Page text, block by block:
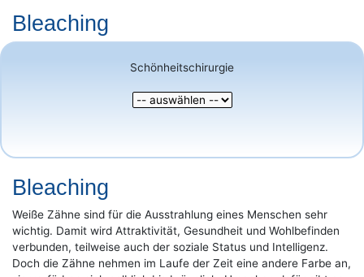
Bleaching
Schönheitschirurgie
Bleaching
Weiße Zähne sind für die Ausstrahlung eines Menschen sehr
wichtig. Damit wird Attraktivität, Gesundheit und Wohlbefinden
verbunden, teilweise auch der soziale Status und Intelligenz.
Doch die Zähne nehmen im Laufe der Zeit eine andere Farbe an,